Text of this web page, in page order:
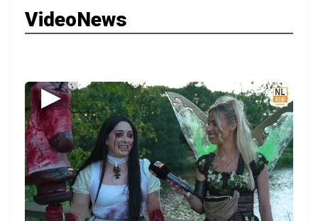
VideoNews
▶